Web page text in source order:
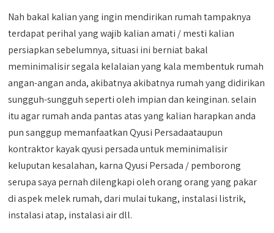
Nah bakal kalian yang ingin mendirikan rumah tampaknya
terdapat perihal yang wajib kalian amati / mesti kalian
persiapkan sebelumnya, situasi ini berniat bakal
meminimalisir segala kelalaian yang kala membentuk rumah
angan-angan anda, akibatnya akibatnya rumah yang didirikan
sungguh-sungguh seperti oleh impian dan keinginan. selain
itu agar rumah anda pantas atas yang kalian harapkan anda
pun sanggup memanfaatkan Qyusi Persadaataupun
kontraktor kayak qyusi persada untuk meminimalisir
keluputan kesalahan, karna Qyusi Persada / pemborong
serupa saya pernah dilengkapi oleh orang orang yang pakar
di aspek melek rumah, dari mulai tukang, instalasi listrik,
instalasi atap, instalasi air dll.